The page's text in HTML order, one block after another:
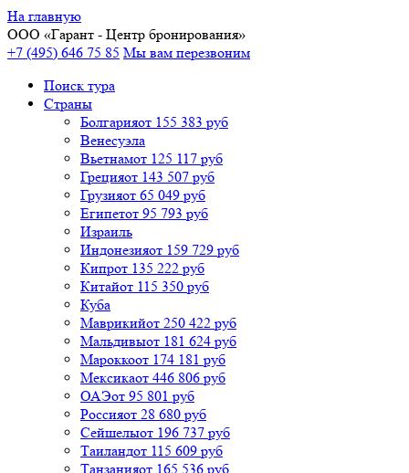
На главную
ООО «Гарант - Центр бронирования»
+7 (495) 646 75 85 Мы вам перезвоним
Поиск тура
Cтраны
Болгарияот 155 383 руб
Венесуэла
Вьетнамот 125 117 руб
Грецияот 143 507 руб
Грузияот 65 049 руб
Египетот 95 793 руб
Израиль
Индонезияот 159 729 руб
Кипрот 135 222 руб
Китайот 115 350 руб
Куба
Маврикийот 250 422 руб
Мальдивыот 181 624 руб
Мароккоот 174 181 руб
Мексикаот 446 806 руб
ОАЭот 95 801 руб
Россияот 28 680 руб
Сейшелыот 196 737 руб
Таиландот 115 609 руб
Танзанияот 165 536 руб